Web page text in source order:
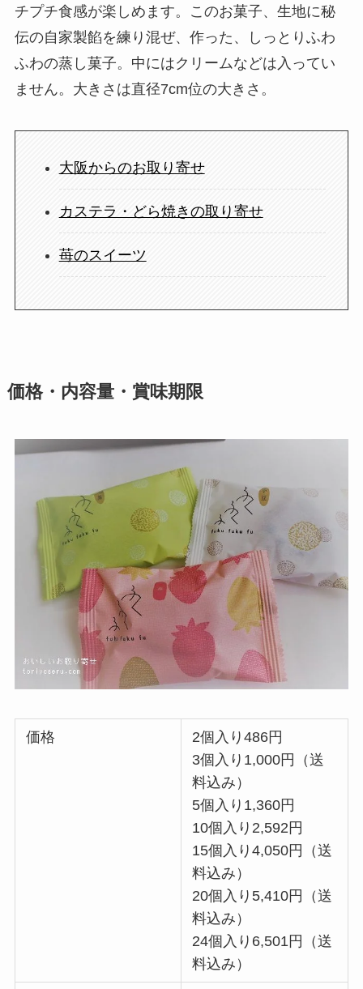
チプチ食感が楽しめます。このお菓子、生地に秘
伝の自家製餡を練り混ぜ、作った、しっとりふわ
ふわの蒸し菓子。中にはクリームなどは入ってい
ません。大きさは直径7cm位の大きさ。
大阪からのお取り寄せ
カステラ・どら焼きの取り寄せ
苺のスイーツ
価格・内容量・賞味期限
価格
2個入り486円
3個入り1,000円（送
料込み）
5個入り1,360円
10個入り2,592円
15個入り4,050円（送
料込み）
20個入り5,410円（送
料込み）
24個入り6,501円（送
料込み）